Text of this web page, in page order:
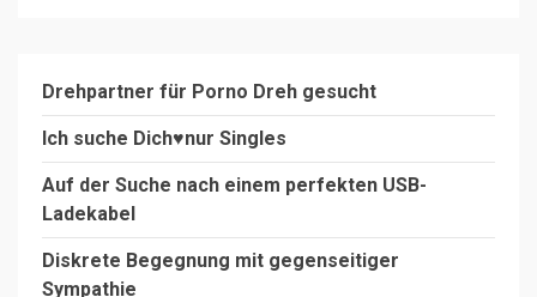
Drehpartner für Porno Dreh gesucht
Ich suche Dich♥️nur Singles
Auf der Suche nach einem perfekten USB-
Ladekabel
Diskrete Begegnung mit gegenseitiger
Sympathie